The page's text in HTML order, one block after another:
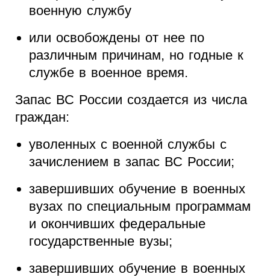
военную службу
или освобождены от нее по
различным причинам, но годные к
службе в военное время.
Запас ВС России создается из числа
граждан:
уволенных с военной службы с
зачислением в запас ВС России;
завершивших обучение в военных
вузах по специальным программам
и окончивших федеральные
государственные вузы;
завершивших обучение в военных